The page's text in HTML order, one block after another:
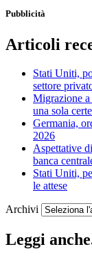
Pubblicità
Articoli
Stati Uniti,
settore
Migrazione a
una sola
Germania,
2026
Aspettative
banca
Stati Uniti,
le attese
Archivi
Leggi